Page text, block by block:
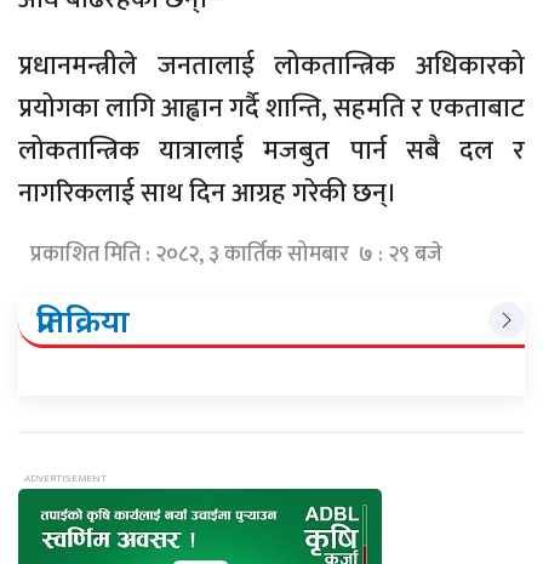
प्रधानमन्त्रीले जनतालाई लोकतान्त्रिक अधिकारको
प्रयोगका लागि आह्वान गर्दै शान्ति, सहमति र एकताबाट
लोकतान्त्रिक यात्रालाई मजबुत पार्न सबै दल र
नागरिकलाई साथ दिन आग्रह गरेकी छन्।
प्रकाशित मिति : २०८२, ३ कार्तिक सोमबार ७ : २९ बजे
प्रतिक्रिया